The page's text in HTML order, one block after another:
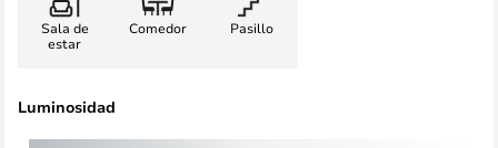
Sala de
estar
Comedor Pasillo
Luminosidad